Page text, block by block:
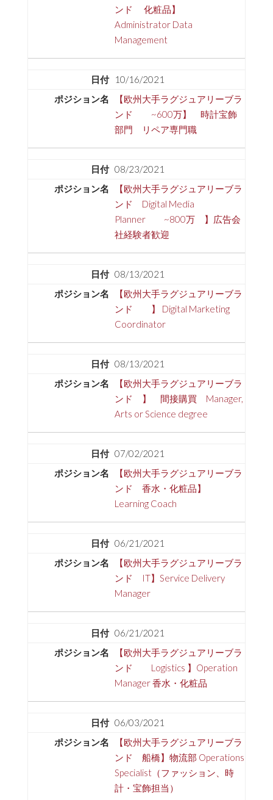
ンド 化粧品】
Administrator Data
Management
10/16/2021
【欧州大手ラグジュアリーブラ
ンド ~600万】 時計宝飾
部門 リペア専門職
08/23/2021
【欧州大手ラグジュアリーブラ
ンド Digital Media
Planner ~800万 】広告会
社経験者歓迎
08/13/2021
【欧州大手ラグジュアリーブラ
ンド 】 Digital Marketing
Coordinator
08/13/2021
【欧州大手ラグジュアリーブラ
ンド 】 間接購買 Manager,
Arts or Science degree
07/02/2021
【欧州大手ラグジュアリーブラ
ンド 香水・化粧品】
Learning Coach
06/21/2021
【欧州大手ラグジュアリーブラ
ンド IT】Service Delivery
Manager
06/21/2021
【欧州大手ラグジュアリーブラ
ンド Logistics 】Operation
Manager 香水・化粧品
06/03/2021
【欧州大手ラグジュアリーブラ
ンド 船橋】物流部 Operations
Specialist（ファッション、時
計・宝飾担当）